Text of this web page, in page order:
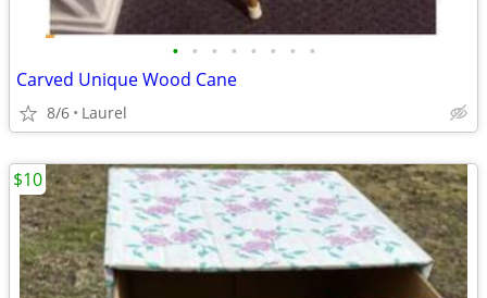
• • • • • • • •
Carved Unique Wood Cane
8/6 Laurel
$10